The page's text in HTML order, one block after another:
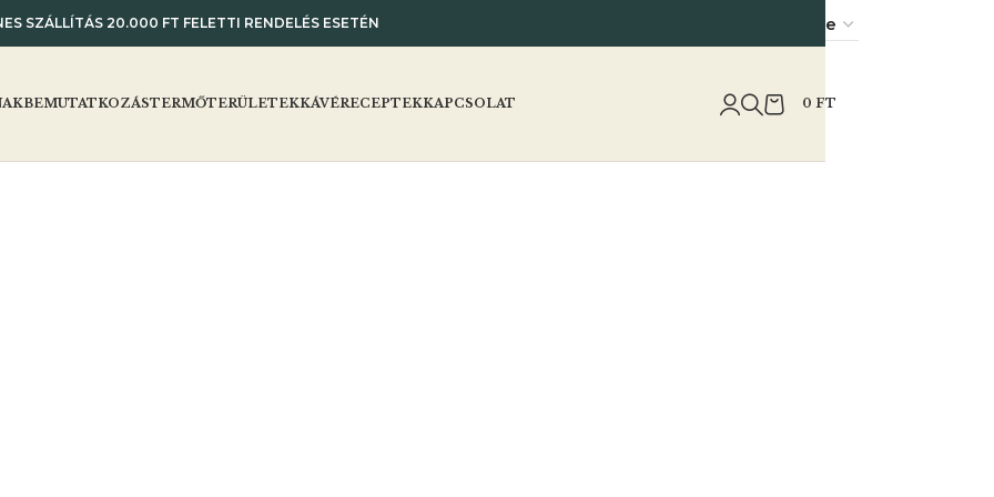
SZÁLLÍTÁS 20.000 FT FELETTI RENDELÉS ESETÉN
BEMUTATKOZÁSTERMŐTERÜLETEKKÁVÉRECEPTEKKAPCSOLAT 0 FT